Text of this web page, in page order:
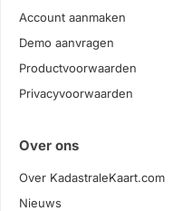
Account aanmaken
Demo aanvragen
Productvoorwaarden
Privacyvoorwaarden
Over ons
Over KadastraleKaart.com
Nieuws